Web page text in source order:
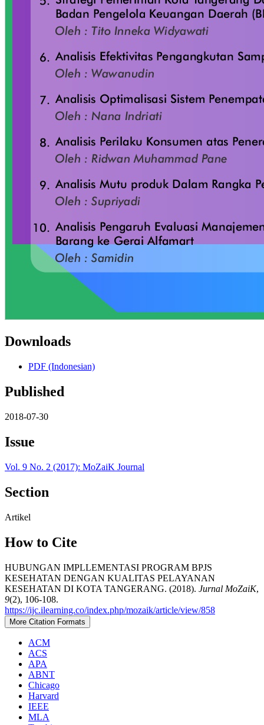
Downloads
PDF (Indonesian)
Published
2018-07-30
Issue
Vol. 9 No. 2 (2017): MoZaiK Journal
Section
Artikel
How to Cite
HUBUNGAN IMPLLEMENTASI PROGRAM BPJS
KESEHATAN DENGAN KUALITAS PELAYANAN
KESEHATAN DI KOTA TANGERANG. (2018). Jurnal MoZaiK,
9(2), 106-108.
https://ijc.ilearning.co/index.php/mozaik/article/view/858
More Citation Formats
ACM
ACS
APA
ABNT
Chicago
Harvard
IEEE
MLA